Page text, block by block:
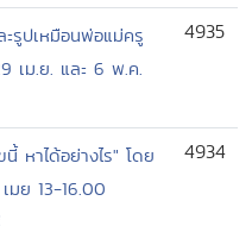
ะรูปเหมือนพ่อแม่ครู
เม.ย. และ 6 พ.ค.
4935
หาได้อย่างไร" โดย
มย 13-16.00
4934